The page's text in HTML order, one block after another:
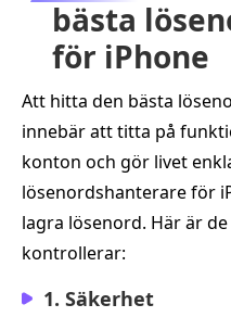
bästa
för iPhone
Att hitta den bästa
innebär att titta på
konton och gör livet
lösenordshanterare för
lagra lösenord. Här är
kontrollerar:
1. Säkerhet